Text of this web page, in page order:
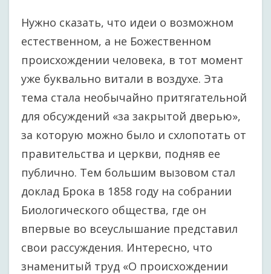
Нужно сказать, что идеи о возможном
естественном, а не Божественном
происхождении человека, в тот момент
уже буквально витали в воздухе. Эта
тема стала необычайно притягательной
для обсуждений «за закрытой дверью»,
за которую можно было и схлопотать от
правительства и церкви, подняв ее
публично. Тем большим вызовом стал
доклад Брока в 1858 году на собрании
Биологического общества, где он
впервые во всеуслышание представил
свои рассуждения. Интересно, что
знаменитый труд «О происхождении